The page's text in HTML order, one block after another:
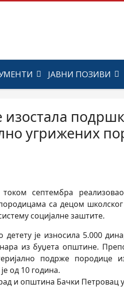
ЈАВНИ ПОЗИВИ
изостала
угрижених
септембра
са децом школског
социјалне заштите.
је износила 5.000
из буџета општине.
подрже породице
од 10 година.
и општина Бачки